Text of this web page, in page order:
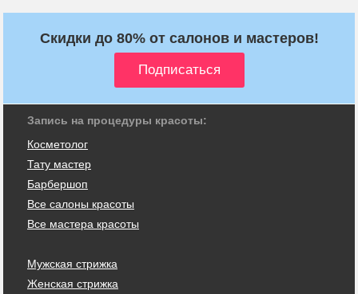
Скидки до 80% от салонов и мастеров!
Запись на процедуры красоты:
Косметолог
Тату мастер
Барбершоп
Все салоны красоты
Все мастера красоты
Мужская стрижка
Женская стрижка